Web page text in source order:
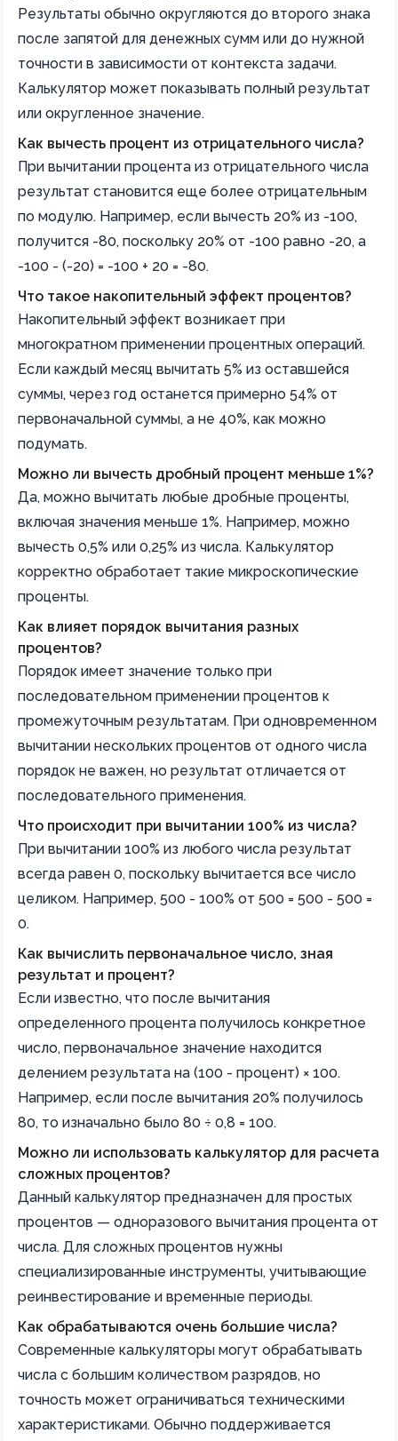
Результаты обычно округляются до второго знака
после запятой для денежных сумм или до нужной
точности в зависимости от контекста задачи.
Калькулятор может показывать полный результат
или округленное значение.
Как вычесть процент из отрицательного числа?
При вычитании процента из отрицательного числа
результат становится еще более отрицательным
по модулю. Например, если вычесть 20% из -100,
получится -80, поскольку 20% от -100 равно -20, а
-100 - (-20) = -100 + 20 = -80.
Что такое накопительный эффект процентов?
Накопительный эффект возникает при
многократном применении процентных операций.
Если каждый месяц вычитать 5% из оставшейся
суммы, через год останется примерно 54% от
первоначальной суммы, а не 40%, как можно
подумать.
Можно ли вычесть дробный процент меньше 1%?
Да, можно вычитать любые дробные проценты,
включая значения меньше 1%. Например, можно
вычесть 0,5% или 0,25% из числа. Калькулятор
корректно обработает такие микроскопические
проценты.
Как влияет порядок вычитания разных
процентов?
Порядок имеет значение только при
последовательном применении процентов к
промежуточным результатам. При одновременном
вычитании нескольких процентов от одного числа
порядок не важен, но результат отличается от
последовательного применения.
Что происходит при вычитании 100% из числа?
При вычитании 100% из любого числа результат
всегда равен 0, поскольку вычитается все число
целиком. Например, 500 - 100% от 500 = 500 - 500 =
0.
Как вычислить первоначальное число, зная
результат и процент?
Если известно, что после вычитания
определенного процента получилось конкретное
число, первоначальное значение находится
делением результата на (100 - процент) × 100.
Например, если после вычитания 20% получилось
80, то изначально было 80 ÷ 0,8 = 100.
Можно ли использовать калькулятор для расчета
сложных процентов?
Данный калькулятор предназначен для простых
процентов — одноразового вычитания процента от
числа. Для сложных процентов нужны
специализированные инструменты, учитывающие
реинвестирование и временные периоды.
Как обрабатываются очень большие числа?
Современные калькуляторы могут обрабатывать
числа с большим количеством разрядов, но
точность может ограничиваться техническими
характеристиками. Обычно поддерживается